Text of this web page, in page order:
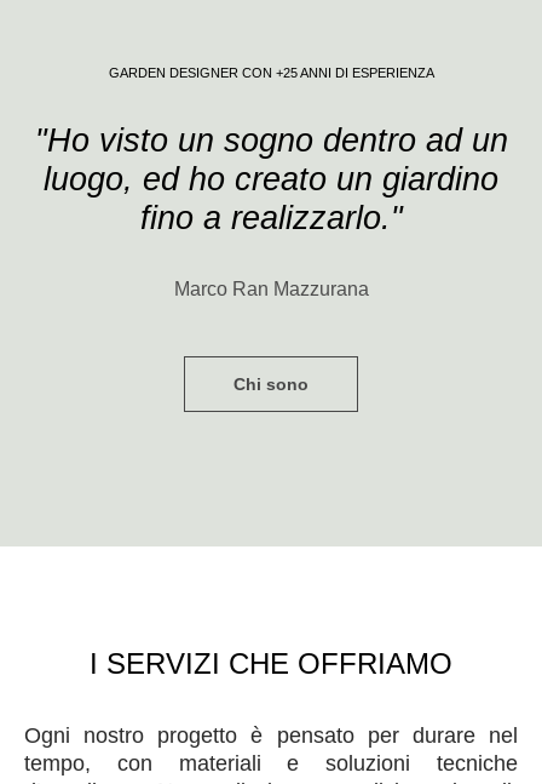
GARDEN DESIGNER CON +25 ANNI DI ESPERIENZA
"Ho visto un sogno dentro ad un
luogo, ed ho creato un giardino
fino a realizzarlo."
Marco Ran Mazzurana
Chi sono
I SERVIZI CHE OFFRIAMO
Ogni nostro progetto è pensato per durare nel
tempo, con materiali e soluzioni tecniche